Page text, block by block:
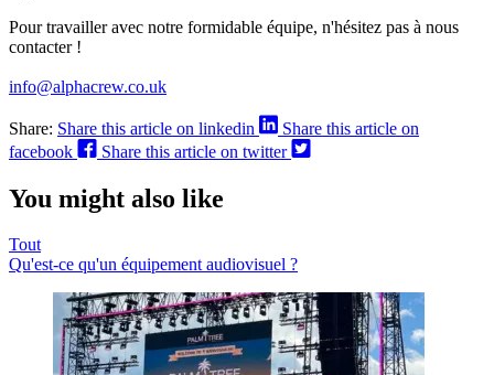
Pour travailler avec notre formidable équipe, n'hésitez pas à nous
contacter !
info@alphacrew.co.uk
Share: Share this article on linkedin
Share this article on
facebook
Share this article on twitter
You might also like
Tout
Qu'est-ce qu'un équipement audiovisuel ?